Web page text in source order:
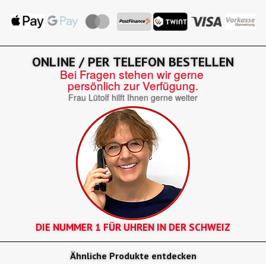
ONLINE / PER TELEFON BESTELLEN
Bei Fragen stehen wir gerne
persönlich zur Verfügung.
Frau Lütolf hilft Ihnen gerne weiter
DIE NUMMER 1 FÜR UHREN IN DER SCHWEIZ
Ähnliche Produkte entdecken